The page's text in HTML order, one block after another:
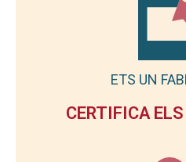
ETS UN
CERTIFICA